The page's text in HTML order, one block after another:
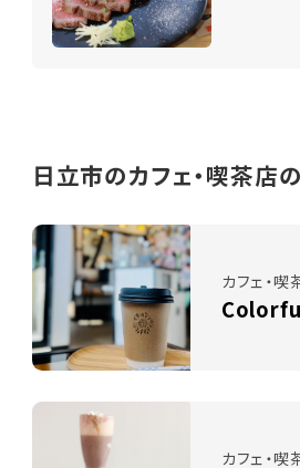
日立市のカフェ・喫茶店
カフェ・
カフェ・